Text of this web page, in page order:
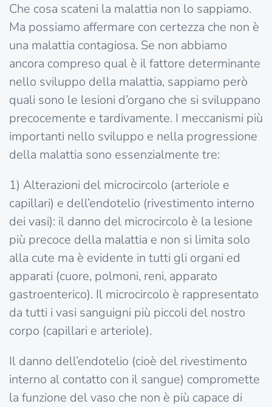
Che cosa scateni la malattia non lo sappiamo.
Ma possiamo affermare con certezza che non è
una malattia contagiosa. Se non abbiamo
ancora compreso qual è il fattore determinante
nello sviluppo della malattia, sappiamo però
quali sono le lesioni d’organo che si sviluppano
precocemente e tardivamente. I meccanismi più
importanti nello sviluppo e nella progressione
della malattia sono essenzialmente tre:
1) Alterazioni del microcircolo (arteriole e
capillari) e dell’endotelio (rivestimento interno
dei vasi): il danno del microcircolo è la lesione
più precoce della malattia e non si limita solo
alla cute ma è evidente in tutti gli organi ed
apparati (cuore, polmoni, reni, apparato
gastroenterico). Il microcircolo è rappresentato
da tutti i vasi sanguigni più piccoli del nostro
corpo (capillari e arteriole).
Il danno dell’endotelio (cioè del rivestimento
interno al contatto con il sangue) compromette
la funzione del vaso che non è più capace di